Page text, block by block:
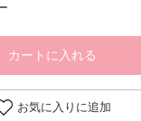
カートに入れる
お気に入りに追加